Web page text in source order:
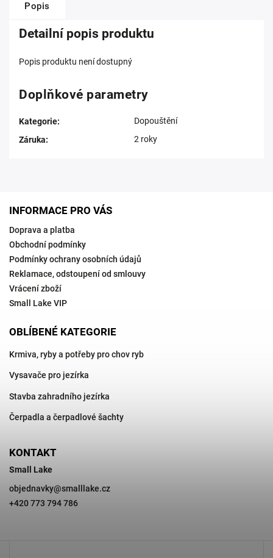
Popis
Detailní popis produktu
Popis produktu není dostupný
Doplňkové parametry
Kategorie:
Dopouštění
Záruka: 2 roky
INFORMACE PRO VÁS
Doprava a platba
Obchodní podmínky
Podmínky ochrany osobních údajů
Reklamace, odstoupení od smlouvy
Vrácení zboží
Small Lake VIP
OBLÍBENÉ KATEGORIE
Krmiva, ryby a potřeby pro chov ryb
Vysavače pro jezírka
Stavba zahradního jezírka
Čerpadla a čerpadlové šachty
KONTAKT
Small Lake
objednavky@smalllake.cz
+420 773 794 786